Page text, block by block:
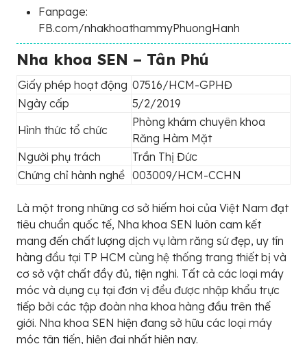
Fanpage:
FB.com/nhakhoathammyPhuongHanh
Nha khoa SEN – Tân Phú
Giấy phép hoạt động 07516/HCM-GPHĐ
Ngày cấp
5/2/2019
Hình thức tổ chức
Phòng khám chuyên khoa
Răng Hàm Mặt
Người phụ trách
Trần Thị Đức
Chứng chỉ hành nghề 003009/HCM-CCHN
Là một trong những cơ sở hiếm hoi của Việt Nam đạt
tiêu chuẩn quốc tế, Nha khoa SEN luôn cam kết
mang đến chất lượng dịch vụ làm răng sứ đẹp, uy tín
hàng đầu tại TP HCM cùng hệ thống trang thiết bị và
cơ sở vật chất đầy đủ, tiện nghi. Tất cả các loại máy
móc và dụng cụ tại đơn vị đều được nhập khẩu trực
tiếp bởi các tập đoàn nha khoa hàng đầu trên thế
giới. Nha khoa SEN hiện đang sở hữu các loại máy
móc tân tiến, hiện đại nhất hiện nay.